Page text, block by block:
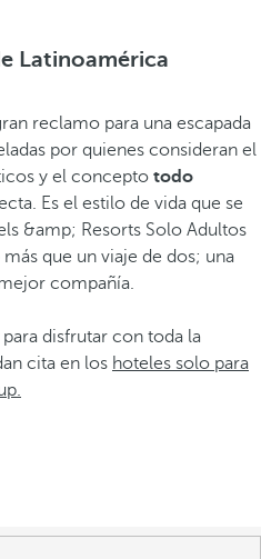
Latinoamérica
reclamo para una escapada
por quienes consideran el
y el concepto todo
Es el estilo de vida que se
&amp; Resorts Solo Adultos
que un viaje de dos; una
compañía.
para disfrutar con toda la
cita en los hoteles solo para